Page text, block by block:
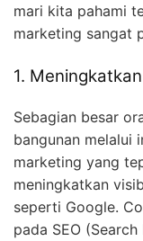
mari kita pahami
marketing sangat
1.
Sebagian besar
bangunan melalui
marketing yang
meningkatkan
seperti Google.
pada SEO